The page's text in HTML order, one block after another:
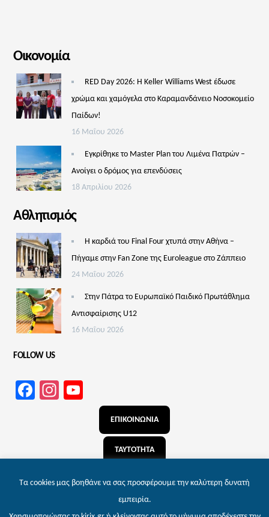
Οικονομία
RED Day 2026: Η Keller Williams West έδωσε
χρώμα και χαμόγελα στο Καραμανδάνειο Νοσοκομείο
Παίδων!
16 Μαΐου 2026
Εγκρίθηκε το Master Plan του Λιμένα Πατρών –
Aνοίγει ο δρόμος για επενδύσεις
18 Απριλίου 2026
Αθλητισμός
Η καρδιά του Final Four χτυπά στην Αθήνα –
Πήγαμε στην Fan Zone της Euroleague στο Ζάππειο
24 Μαΐου 2026
Στην Πάτρα το Ευρωπαϊκό Παιδικό Πρωτάθλημα
Αντισφαίρισης U12
16 Μαΐου 2026
FOLLOW US
Facebook
Instagram
Channel
ΕΠΙΚΟΙΝΩΝΙΑ
ΤΑΥΤΟΤΗΤΑ
Τα cookies μας βοηθάνε να σας προσφέρουμε την καλύτερη δυνατή
εμπειρία.